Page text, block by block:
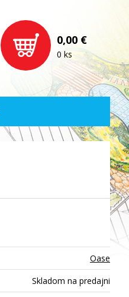
0,00 €
0 ks
Oase
Skladom na predajni